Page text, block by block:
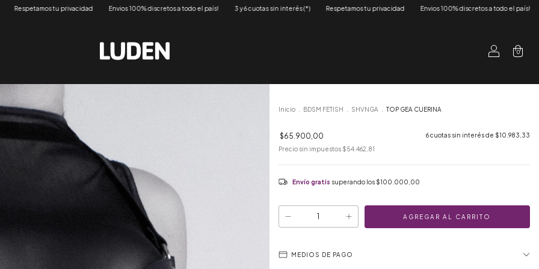
Envios 100% discretos a todo el país! 3 y 6 cuotas sin interés (*) Respetamos tu privacidad Envios 100% discretos a todo el país! 3 y 6 cuotas sin interés (*)
0
Inicio BDSM FETISH SHVNGA TOP GEA CUERINA
$65.900,00 6cuotas sin interés de $10.983,33
Precio sin impuestos $54.462,81
Envío gratis superando los $100.000,00
MEDIOS DE PAGO